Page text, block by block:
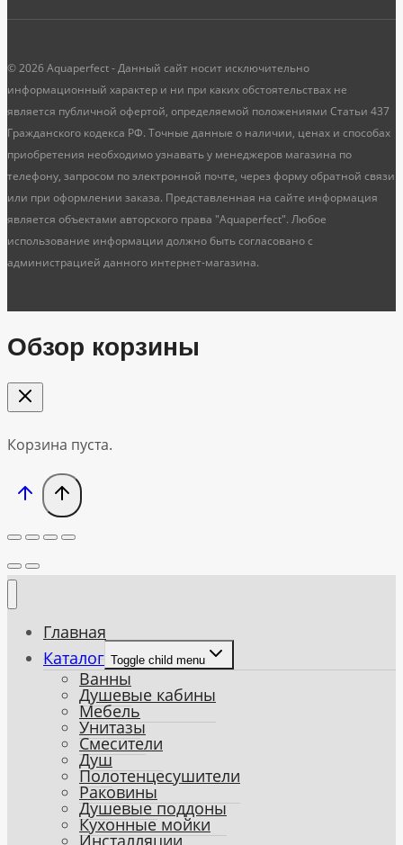
© 2026 Aquaperfect - Данный сайт носит исключительно
информационный характер и ни при каких обстоятельствах не
является публичной офертой, определяемой положениями Статьи 437
Гражданского кодекса РФ. Точные данные о наличии, ценах и способах
приобретения необходимо узнавать у менеджеров магазина по
телефону, запросом по электронной почте, через форму обратной связи
или при оформлении заказа. Представленная на сайте информация
является объектами авторского права "Aquaperfect". Любое
использование информации должно быть согласовано с
администрацией данного интернет-магазина.
Обзор корзины
Корзина пуста.
Главная
Каталог Toggle child menu
Ванны
Душевые кабины
Мебель
Унитазы
Смесители
Душ
Полотенцесушители
Раковины
Душевые поддоны
Кухонные мойки
Инсталляции